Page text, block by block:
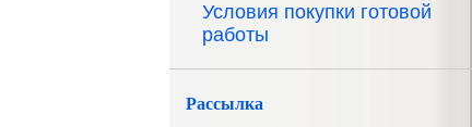
Условия покупки готовой
работы
Рассылка